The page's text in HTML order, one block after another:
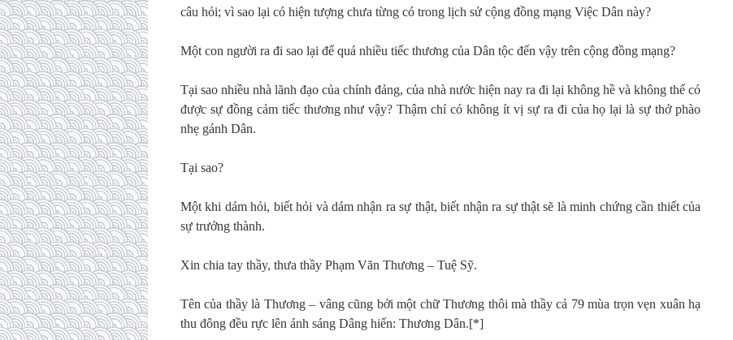
câu hỏi; vì sao lại có hiện tượng chưa từng có trong lịch sử cộng đồng mạng Việc Dân này?
Một con người ra đi sao lại để quá nhiều tiếc thương của Dân tộc đến vậy trên cộng đồng mạng?
Tại sao nhiều nhà lãnh đạo của chính đảng, của nhà nước hiện nay ra đi lại không hề và không thể có
được sự đồng cảm tiếc thương như vậy? Thậm chí có không ít vị sự ra đi của họ lại là sự thở phào
nhẹ gánh Dân.
Tại sao?
Một khi dám hỏi, biết hỏi và dám nhận ra sự thật, biết nhận ra sự thật sẽ là minh chứng cần thiết của
sự trưởng thành.
Xin chia tay thầy, thưa thầy Phạm Văn Thương – Tuệ Sỹ.
Tên của thầy là Thương – vâng cũng bởi một chữ Thương thôi mà thầy cả 79 mùa trọn vẹn xuân hạ
thu đông đều rực lên ánh sáng Dâng hiến: Thương Dân.[*]